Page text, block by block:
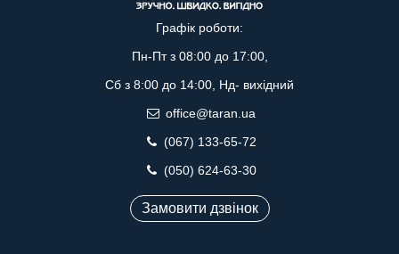
Графік роботи:
Пн-Пт з 08:00 до 17:00,
Сб з 8:00 до 14:00, Нд- вихідний
office@taran.ua
(067) 133-65-72
(050) 624-63-30
Замовити дзвінок